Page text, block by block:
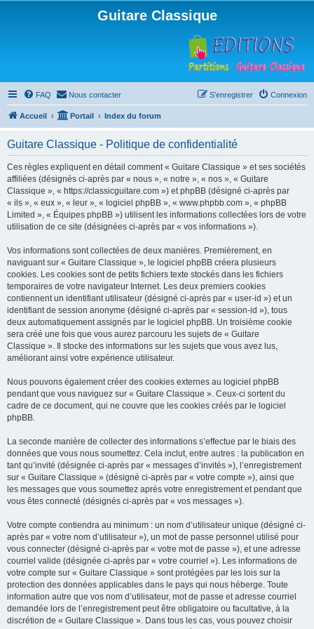
Guitare Classique
FAQ Nous contacter Connexion
S’enregistrer
Accueil Portail Index du forum
Guitare Classique - Politique de confidentialité
Ces règles expliquent en détail comment « Guitare Classique » et ses sociétés
affiliées (désignés ci-après par « nous », « notre », « nos », « Guitare
Classique », « https://classicguitare.com ») et phpBB (désigné ci-après par
« ils », « eux », « leur », « logiciel phpBB », « www.phpbb.com », « phpBB
Limited », « Équipes phpBB ») utilisent les informations collectées lors de votre
utilisation de ce site (désignées ci-après par « vos informations »).
Vos informations sont collectées de deux manières. Premièrement, en
naviguant sur « Guitare Classique », le logiciel phpBB créera plusieurs
cookies. Les cookies sont de petits fichiers texte stockés dans les fichiers
temporaires de votre navigateur Internet. Les deux premiers cookies
contiennent un identifiant utilisateur (désigné ci-après par « user-id ») et un
identifiant de session anonyme (désigné ci-après par « session-id »), tous
deux automatiquement assignés par le logiciel phpBB. Un troisième cookie
sera créé une fois que vous aurez parcouru les sujets de « Guitare
Classique ». Il stocke des informations sur les sujets que vous avez lus,
améliorant ainsi votre expérience utilisateur.
Nous pouvons également créer des cookies externes au logiciel phpBB
pendant que vous naviguez sur « Guitare Classique ». Ceux-ci sortent du
cadre de ce document, qui ne couvre que les cookies créés par le logiciel
phpBB.
La seconde manière de collecter des informations s’effectue par le biais des
données que vous nous soumettez. Cela inclut, entre autres : la publication en
tant qu’invité (désignée ci-après par « messages d’invités »), l’enregistrement
sur « Guitare Classique » (désigné ci-après par « votre compte »), ainsi que
les messages que vous soumettez après votre enregistrement et pendant que
vous êtes connecté (désignés ci-après par « vos messages »).
Votre compte contiendra au minimum : un nom d’utilisateur unique (désigné ci-
après par « votre nom d’utilisateur »), un mot de passe personnel utilisé pour
vous connecter (désigné ci-après par « votre mot de passe »), et une adresse
courriel valide (désignée ci-après par « votre courriel »). Les informations de
votre compte sur « Guitare Classique » sont protégées par les lois sur la
protection des données applicables dans le pays qui nous héberge. Toute
information autre que vos nom d’utilisateur, mot de passe et adresse courriel
demandée lors de l’enregistrement peut être obligatoire ou facultative, à la
discrétion de « Guitare Classique ». Dans tous les cas, vous pouvez choisir